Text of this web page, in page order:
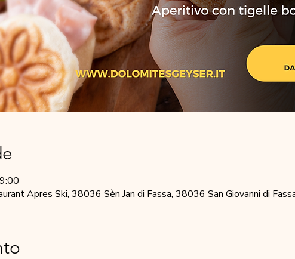
Apres Ski, 38036 Sèn Jan di Fassa, 38036 San Giovanni di